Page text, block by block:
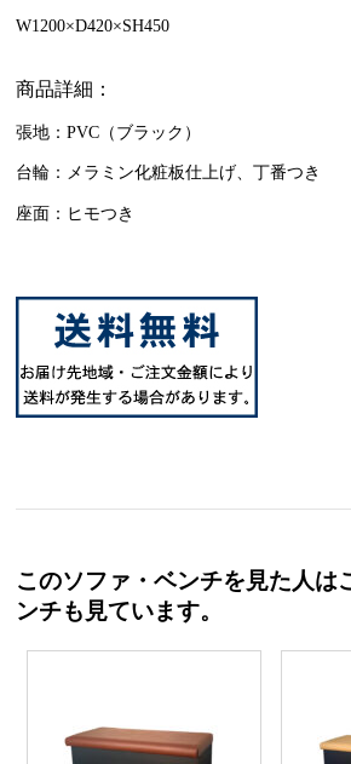
W1200×D420×SH450
商品詳細：
張地：PVC（ブラック）
台輪：メラミン化粧板仕上げ、丁番つき
座面：ヒモつき
このソファ・ベンチを見た人は
ンチも見ています。